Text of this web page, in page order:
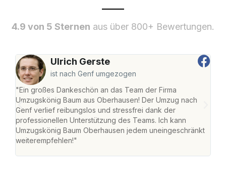
4.9 von 5 Sternen aus über 800+ Bewertungen.
Ulrich Gerste
ist nach Genf umgezogen
"Ein großes Dankeschön an das Team der Firma
Umzugskönig Baum aus Oberhausen! Der Umzug nach
Genf verlief reibungslos und stressfrei dank der
professionellen Unterstützung des Teams. Ich kann
Umzugskönig Baum Oberhausen jedem uneingeschränkt
weiterempfehlen!"